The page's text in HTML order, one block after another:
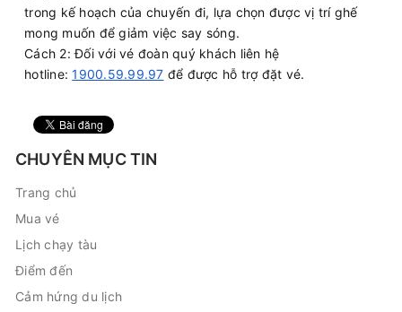
trong kế hoạch của chuyến đi, lựa chọn được vị trí ghế
mong muốn để giảm việc say sóng.
Cách 2: Đối với vé đoàn quý khách liên hệ
hotline:1900.59.99.97 để được hỗ trợ đặt vé.
CHUYÊN MỤC TIN
Trang chủ
Mua vé
Lịch chạy tàu
Điểm đến
Cảm hứng du lịch